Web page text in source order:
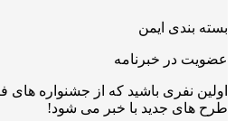
بسته بندی ایمن
عضویت در خبرنامه
اولین نفری باشید که از جشنواره
طرح های جدید با خبر می شود!